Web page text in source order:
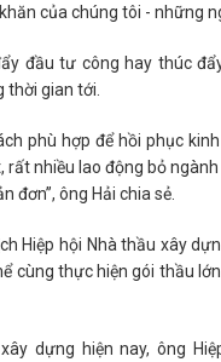
của chúng tôi - những
đầu tư công hay thúc
thời gian tới.
phù hợp để hồi phục
nhiều lao động bỏ
đơn”, ông Hải chia sẻ.
Hiệp hội Nhà thầu xây
cùng thực hiện gói thầu
dựng hiện nay, ông